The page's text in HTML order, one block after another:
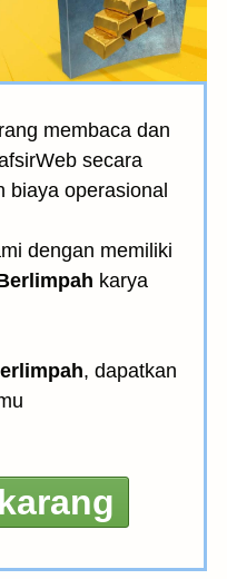
membaca dan
secara
biaya operasional
dengan memiliki
karya
, dapatkan